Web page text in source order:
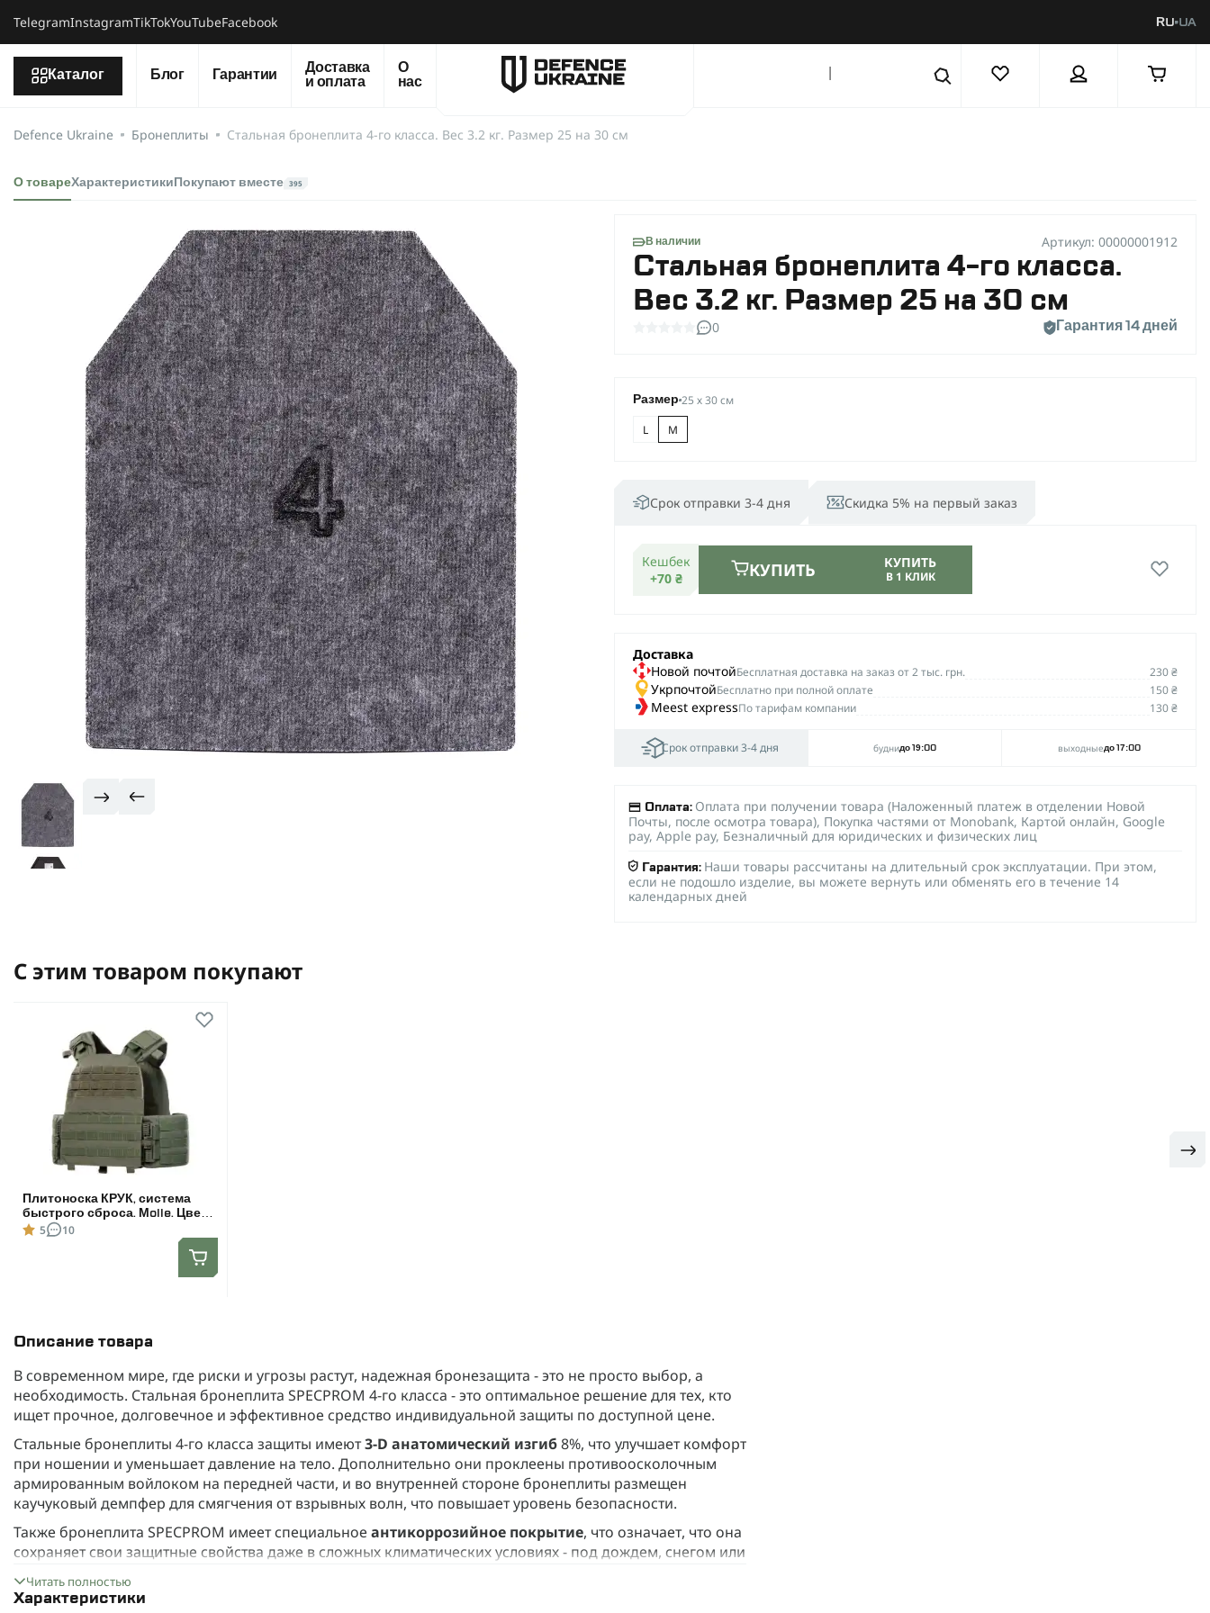
TelegramInstagramTikTokYouTubeFacebook RU UA
Каталог Блог Гарантии
Доставка
и оплата
О
нас
Defence Ukraine Бронеплиты Стальная бронеплита 4-го класса. Вес 3.2 кг. Размер 25 на 30 см
О товареХарактеристики Покупают вместе 395
В наличии Артикул: 00000001912
Стальная бронеплита 4-го класса.
Вес 3.2 кг. Размер 25 на 30 см
0 Гарантия 14 дней
Размер 25 х 30 см
L
М
Срок отправки 3-4 дня Скидка 5% на первый заказ
Кешбек
+70 ₴
КУПИТЬ КУПИТЬ
В 1 КЛИК
Доставка
Новой почтойБеcплатная доставка на заказ от 2 тыс. грн. 230 ₴
УкрпочтойБесплатно при полной оплате 150 ₴
Meest expressПо тарифам компании 130 ₴
Срок отправки 3-4 дня буднидо 19:00 выходныедо 17:00
Оплата: Оплата при получении товара (Наложенный платеж в отделении Новой
Почты, после осмотра товара), Покупка частями от Monobank, Картой онлайн, Google
pay, Apple pay, Безналичный для юридических и физических лиц
Гарантия: Наши товары рассчитаны на длительный срок эксплуатации. При этом,
если не подошло изделие, вы можете вернуть или обменять его в течение 14
календарных дней
Описание товара
В современном мире, где риски и угрозы растут, надежная бронезащита - это не просто выбор, а
необходимость. Стальная бронеплита SPECPROM 4-го класса - это оптимальное решение для тех, кто
ищет прочное, долговечное и эффективное средство индивидуальной защиты по доступной цене.
Стальные бронеплиты 4-го класса защиты имеют3-D анатомический изгиб8%, что улучшает комфорт
при ношении и уменьшает давление на тело. Дополнительно они проклеены противоосколочным
армированным войлоком на передней части, и во внутренней стороне бронеплиты размещен
каучуковый демпфер для смягчения от взрывных волн, что повышает уровень безопасности.
Также бронеплита SPECPROM имеет специальное антикоррозийное покрытие, что означает, что она
сохраняет свои защитные свойства даже в сложных климатических условиях - под дождем, снегом или
Надежный материал - закаленная сталь
Читать полностью
Характеристики
С этим товаром покупают
Плитоноска КРУК, система
быстрого сброса. Molle. Цвет
Олива.
5 10